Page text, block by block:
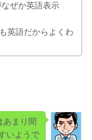
ぜか英語表示
英語だからよくわ
あまり聞
いようで